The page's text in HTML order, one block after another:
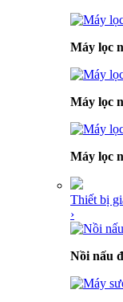
Máy lọc
Máy lọc
Máy lọc
Thiết bị
›
Nồi nấu